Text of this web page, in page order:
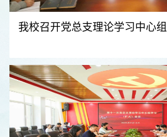
我校召开党总支理论学习中心